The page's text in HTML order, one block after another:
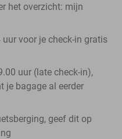
het overzicht: mijn
voor je check-in gratis
uur (late check-in),
je bagage al eerder
geef dit op